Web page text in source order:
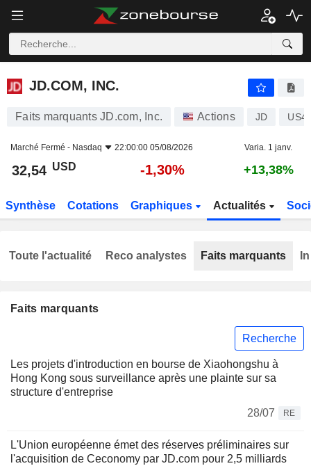
JD.COM, INC.
JD.COM, INC.
Faits marquants JD.com, Inc. Actions JD
Marché Fermé - Nasdaq 22:00:00 05/08/2026 Varia. 1 janv.
32,54 USD -1,30% +13,38%
Synthèse Cotations Graphiques Actualités
Faits marquants
Recherche
Les projets d'introduction en bourse de Xiaohongshu à
Hong Kong sous surveillance après une plainte sur sa
structure d'entreprise
28/07
RE
L'Union européenne émet des réserves préliminaires sur
l'acquisition de Ceconomy par JD.com pour 2,5 milliards
Toute l'actualité Reco analystes Faits marquants